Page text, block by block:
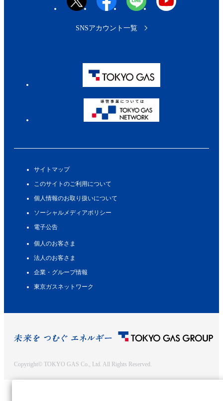
サイトマップ
このサイトのご利用について
個人情報のお取り扱いについて
ソーシャルメディアポリシー
電子公告
個人のお客さま
法人のお客さま
企業・グループ情報
東京ガスネットワーク
SNSアカウント一覧
Copyright© TOKYO GAS Co., Ltd. All Rights Reserved.